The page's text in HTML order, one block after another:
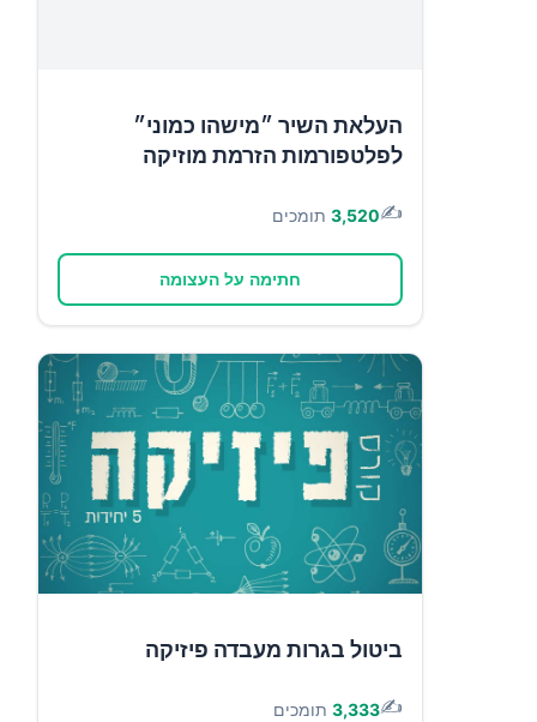
העלאת השיר ״מישהו כמוני״
לפלטפורמות הזרמת מוזיקה
✍️
3,520 תומכים
חתימה על העצומה
ביטול בגרות מעבדה פיזיקה
✍️
3,333 תומכים